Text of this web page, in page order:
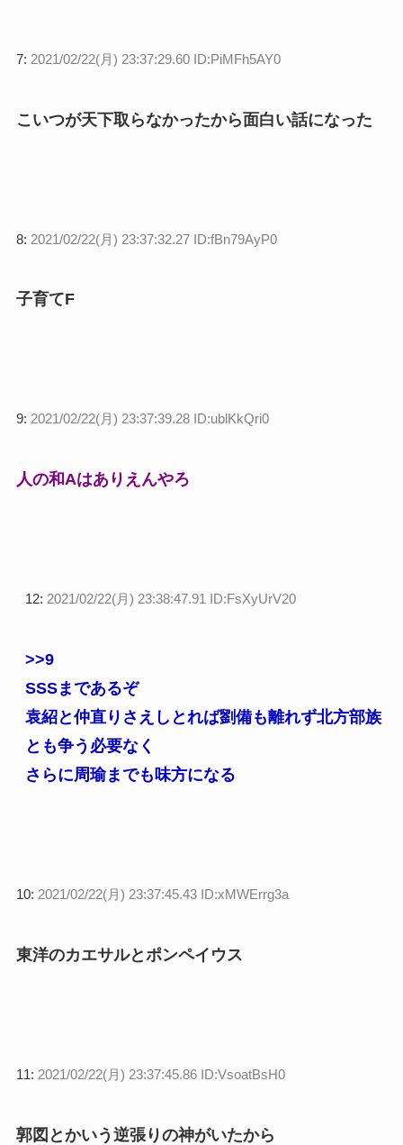
7: 2021/02/22(月) 23:37:29.60 ID:PiMFh5AY0
こいつが天下取らなかったから面白い話になった
8: 2021/02/22(月) 23:37:32.27 ID:fBn79AyP0
子育てF
9: 2021/02/22(月) 23:37:39.28 ID:ublKkQri0
人の和Aはありえんやろ
12: 2021/02/22(月) 23:38:47.91 ID:FsXyUrV20
>>9
SSSまであるぞ
袁紹と仲直りさえしとれば劉備も離れず北方部族
とも争う必要なく
さらに周瑜までも味方になる
10: 2021/02/22(月) 23:37:45.43 ID:xMWErrg3a
東洋のカエサルとポンペイウス
11: 2021/02/22(月) 23:37:45.86 ID:VsoatBsH0
郭図とかいう逆張りの神がいたから